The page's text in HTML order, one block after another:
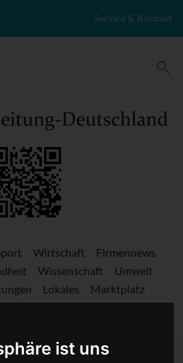
ist uns
Service & Kontakt
Wirtschaft
Firmennews
Wissenschaft
Umwelt
Lokales
Marktplatz